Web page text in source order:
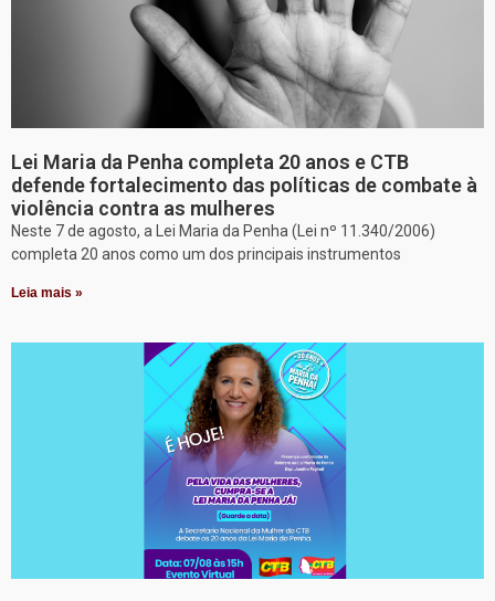
Lei Maria da Penha completa 20 anos e CTB
defende fortalecimento das políticas de combate à
violência contra as mulheres
Neste 7 de agosto, a Lei Maria da Penha (Lei nº 11.340/2006)
completa 20 anos como um dos principais instrumentos
Leia mais »